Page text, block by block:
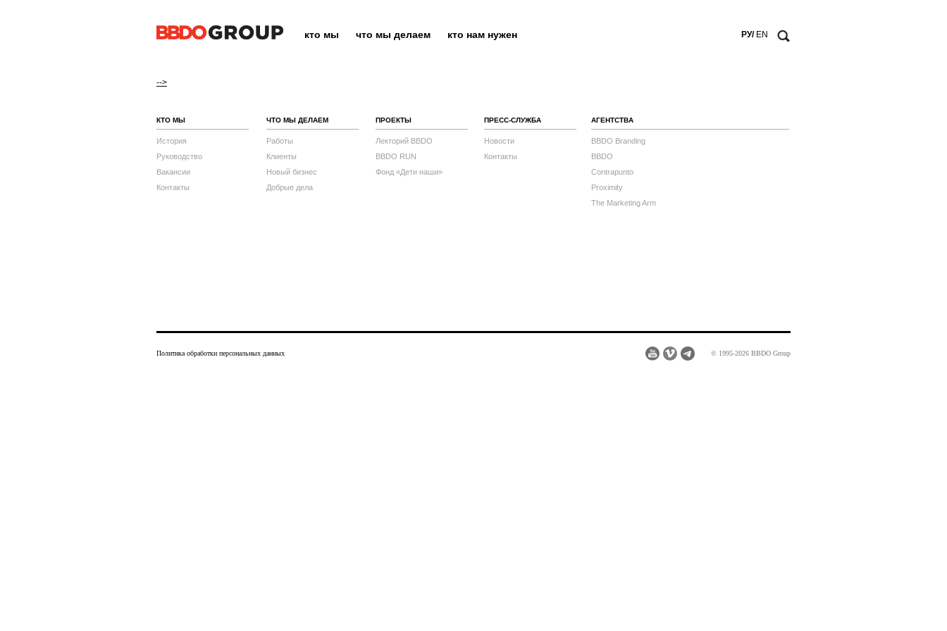
кто мы что мы делаем кто нам нужен РУ/ EN
-->
КТО МЫ
История
Руководство
Вакансии
Контакты
ЧТО МЫ ДЕЛАЕМ
Работы
Клиенты
Новый бизнес
Добрые дела
ПРОЕКТЫ
Лекторий BBDO
BBDO RUN
Фонд «Дети наши»
ПРЕСС-СЛУЖБА
Новости
Контакты
АГЕНТСТВА
BBDO Branding
BBDO
Contrapunto
Proximity
The Marketing Arm
© 1995-2026 BBDO Group
Политика обработки персональных данных